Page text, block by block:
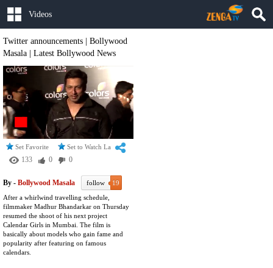
Videos
Twitter announcements | Bollywood
Masala | Latest Bollywood News
Set Favorite Set to Watch Later
133 0
0
By - Bollywood Masala follow
19
After a whirlwind travelling schedule,
filmmaker Madhur Bhandarkar on Thursday
resumed the shoot of his next project
Calendar Girls in Mumbai. The film is
basically about models who gain fame and
popularity after featuring on famous
calendars.